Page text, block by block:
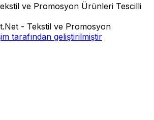
ve Promosyon Ürünleri Tescilli
- Tekstil ve Promosyon
tarafından geliştirilmiştir